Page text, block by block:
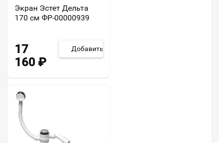
Экран Эстет Дельта
170 см ФР-00000939
17
160 ₽
Добавить